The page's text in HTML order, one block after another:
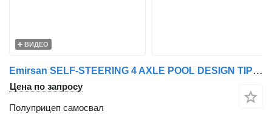
ВИДЕО
Emirsan SELF-STEERING 4 AXLE POOL DESIGN TIPPER | 2025 EMIRSAN
Цена по запросу
Полуприцеп самосвал